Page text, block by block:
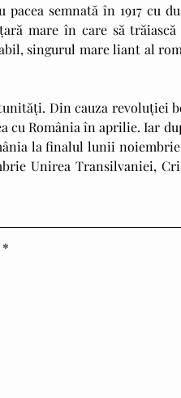
semnată în 1917 cu
mare în care să
singurul mare liant al
cu România în aprilie. Iar
la finalul lunii
Unirea Transilvaniei,
*